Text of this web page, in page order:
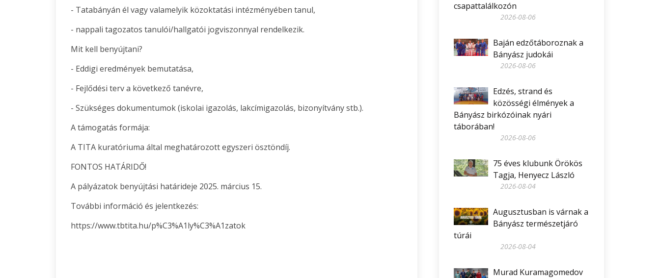
- Tatabányán él vagy valamelyik közoktatási intézményében tanul,
- nappali tagozatos tanulói/hallgatói jogviszonnyal rendelkezik.
Mit kell benyújtani?
- Eddigi eredmények bemutatása,
- Fejlődési terv a következő tanévre,
- Szükséges dokumentumok (iskolai igazolás, lakcímigazolás, bizonyítvány stb.).
A támogatás formája:
A TITA kuratóriuma által meghatározott egyszeri ösztöndíj.
FONTOS HATÁRIDŐ!
A pályázatok benyújtási határideje 2025. március 15.
További információ és jelentkezés:
https://www.tbtita.hu/p%C3%A1ly%C3%A1zatok
csapattalálkozón
2026-08-06
Baján edzőtáboroznak a
Bányász judokái
2026-08-06
Edzés, strand és
közösségi élmények a
Bányász birkózóinak nyári
táborában!
2026-08-06
75 éves klubunk Örökös
Tagja, Henyecz László
2026-08-04
Augusztusban is várnak a
Bányász természetjáró
túrái
2026-08-04
Murad Kuramagomedov